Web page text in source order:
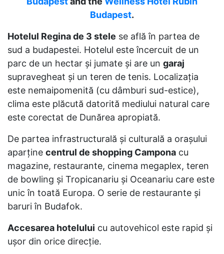
Budapest.
Hotelul Regina de 3 stele se află în partea de
sud a budapestei. Hotelul este încercuit de un
parc de un hectar şi jumate şi are un garaj
supravegheat şi un teren de tenis. Localizaţia
este nemaipomenită (cu dâmburi sud-estice),
clima este plăcută datorită mediului natural care
este corectat de Dunărea apropiată.
De partea infrastructurală şi culturală a oraşului
aparţine centrul de shopping Campona cu
magazine, restaurante, cinema megaplex, teren
de bowling şi Tropicanariu şi Oceanariu care este
unic în toată Europa. O serie de restaurante şi
baruri în Budafok.
Accesarea hotelului cu autovehicol este rapid şi
uşor din orice direcţie.